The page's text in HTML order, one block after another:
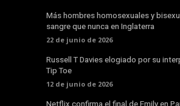
Más hombres homosexuales y
sangre que nunca en Inglaterra
22 de junio de 2026
Russell T Davies elogiado por su
Tip Toe
12 de junio de 2026
Netflix confirma el final de Emily en